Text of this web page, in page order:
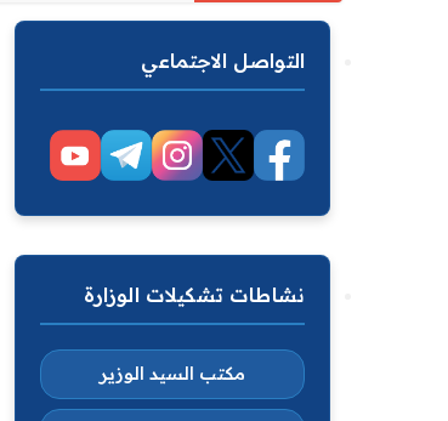
التواصل الاجتماعي
نشاطات تشكيلات الوزارة
مكتب السيد الوزير